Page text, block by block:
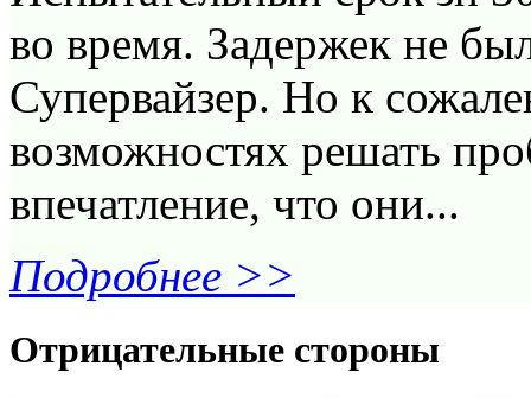
во время. Задержек не
Супервайзер. Но к
возможностях решать
впечатление, что они...
Подробнее >>
Отрицательные стороны